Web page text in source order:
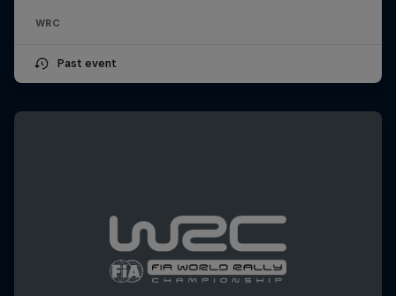
WRC
Past event